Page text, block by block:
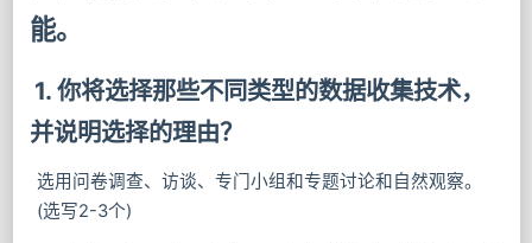
能。
1. 你将选择那些不同类型的数据收集技术，
并说明选择的理由？
选用问卷调查、访谈、专门⼩组和专题讨论和自然观察。
(选写2-3个)